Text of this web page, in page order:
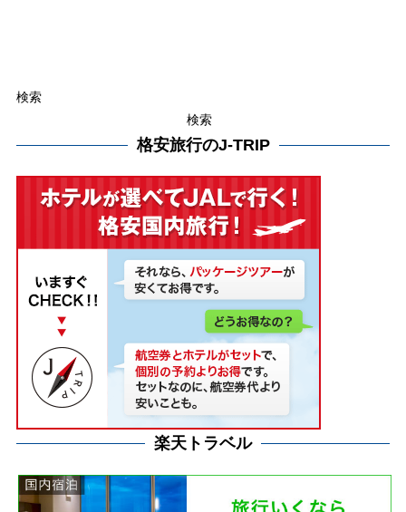
検索
検索
格安旅行のJ-TRIP
楽天トラベル